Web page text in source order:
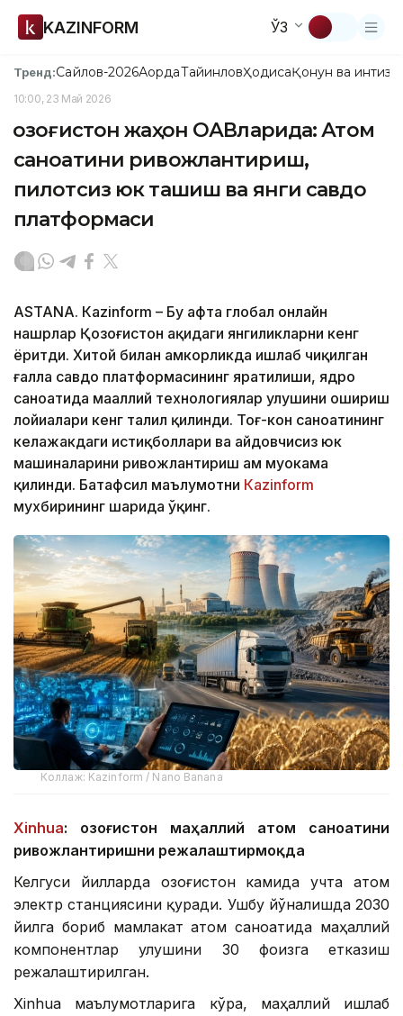
KAZINFORM ЎЗ
Тренд:Сайлов-2026АқордаТайинловҲодисаҚонун ва
10:00, 23 Май 2026
Қозоғистон жаҳон ОАВларида: Атом
саноатини ривожлантириш,
пилотсиз юк ташиш ва янги савдо
платформаси
ASTANА. Кazinform – Бу ҳафта глобал онлайн
нашрлар Қозоғистон ҳақидаги янгиликларни кенг
ёритди. Хитой билан ҳамкорликда ишлаб чиқилган
ғалла савдо платформасининг яратилиши, ядро
саноатида маҳаллий технологиялар улушини ошириш
лойиҳалари кенг таҳлил қилинди. Тоғ-кон саноатининг
келажакдаги истиқболлари ва ҳайдовчисиз юк
машиналарини ривожлантириш ҳам муҳокама
қилинди. Батафсил маълумотни Кazinform
мухбирининг шарҳида ўқинг.
Коллаж: Kazinform / Nano Banana
Xinhua: Қозоғистон маҳаллий атом саноатини
ривожлантиришни режалаштирмоқда
Келгуси йилларда Қозоғистон камида учта атом
электр станциясини қуради. Ушбу йўналишда 2030
йилга бориб мамлакат атом саноатида маҳаллий
компонентлар улушини 30 фоизга етказиш
режалаштирилган.
Xinhua маълумотларига кўра, маҳаллий ишлаб